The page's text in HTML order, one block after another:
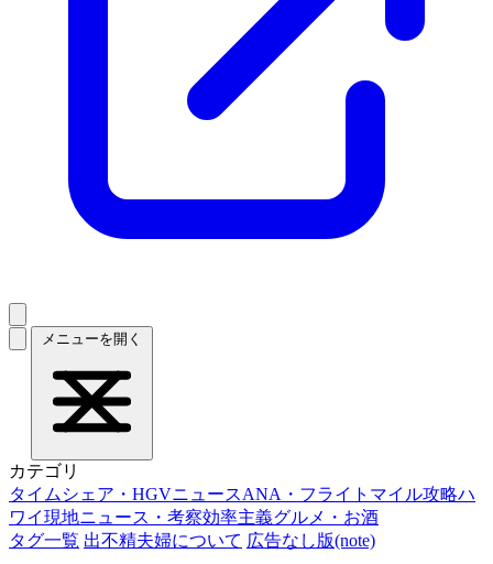
メニューを開く
カテゴリ
タイムシェア・HGVニュースANA・フライトマイル攻略ハ
ワイ現地ニュース・考察効率主義グルメ・お酒
タグ一覧 出不精夫婦について 広告なし版(note)